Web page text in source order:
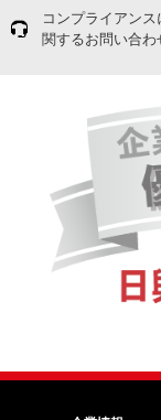
コンプライアンス
関するお問い合わ